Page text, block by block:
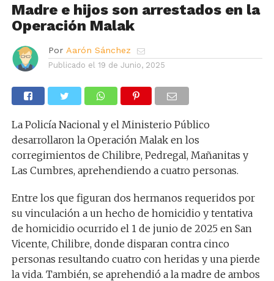
Madre e hijos son arrestados en la
Operación Malak
Por Aarón Sánchez
Publicado el 19 de Junio, 2025
La Policía Nacional y el Ministerio Público
desarrollaron la Operación Malak en los
corregimientos de Chilibre, Pedregal, Mañanitas y
Las Cumbres, aprehendiendo a cuatro personas.
Entre los que figuran dos hermanos requeridos por
su vinculación a un hecho de homicidio y tentativa
de homicidio ocurrido el 1 de junio de 2025 en San
Vicente, Chilibre, donde disparan contra cinco
personas resultando cuatro con heridas y una pierde
la vida. También, se aprehendió a la madre de ambos